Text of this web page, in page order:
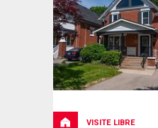
VISITE LIBRE